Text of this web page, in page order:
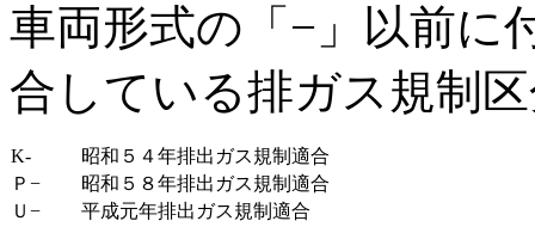
車両形式の「−」以前に
合している排ガス規制
K-
昭和５４年排出ガス規制適合
Ｐ−
昭和５８年排出ガス規制適合
Ｕ−
平成元年排出ガス規制適合